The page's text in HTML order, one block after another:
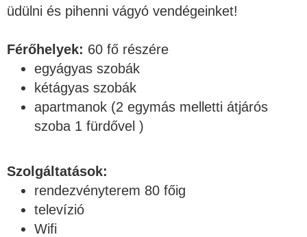
üdülni és pihenni vágyó vendégeinket!
Férőhelyek: 60 fő részére
egyágyas szobák
kétágyas szobák
apartmanok (2 egymás melletti átjárós
szoba 1 fürdővel )
Szolgáltatások:
rendezvényterem 80 főig
televízió
Wifi